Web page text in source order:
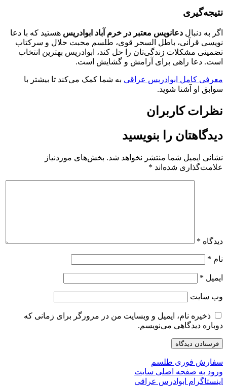
نتیجه‌گیری
اگر به دنبال دعانویس معتبر در خرم آباد ابوادریس هستید که با دعا
نویسی قرآنی، باطل السحر قوی، طلسم محبت حلال و سرکتاب
تضمینی مشکلات زندگی‌تان را حل کند، ابوادریس بهترین انتخاب
است. دعا راهی برای آرامش و گشایش است.
معرفی کامل ابوادریس عراقی به شما کمک می‌کند تا بیشتر با
سوابق او آشنا شوید.
نظرات کاربران
دیدگاهتان را بنویسید
نشانی ایمیل شما منتشر نخواهد شد. بخش‌های موردنیاز
علامت‌گذاری شده‌اند *
دیدگاه *
نام *
ایمیل *
وب‌ سایت
ذخیره نام، ایمیل و وبسایت من در مرورگر برای زمانی که
دوباره دیدگاهی می‌نویسم.
سفارش فوری طلسم
ورود به صفحه اصلی سایت
اینستاگرام ابوادرس عراقی